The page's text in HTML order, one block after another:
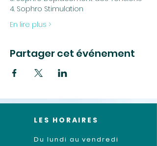
4. Sophro Stimulation
En lire plus >
Partager cet événement
LES HORAIRES
Du lundi au vendredi